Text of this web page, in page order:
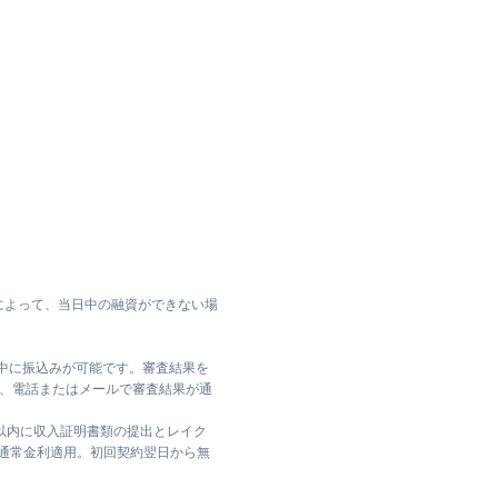
って、当日中の融資ができない場
に振込みが可能です。審査結果を
電話またはメールで審査結果が通
に収入証明書類の提出とレイク
常金利適用。初回契約翌日から無